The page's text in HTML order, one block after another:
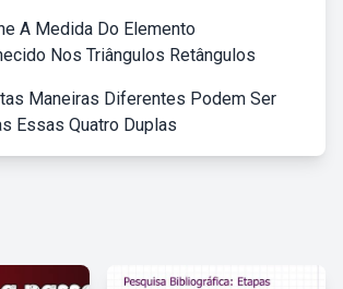
A Medida Do Elemento
Nos Triângulos Retângulos
Maneiras Diferentes Podem Ser
Essas Quatro Duplas